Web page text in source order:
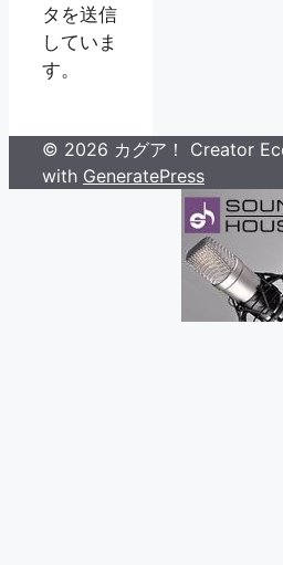
タを送信
していま
す。
© 2026 カグア！ Creator
with GeneratePress